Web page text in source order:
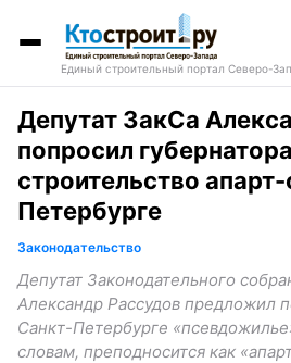
Единый строительный портал Северо-
Депутат ЗакСа
попросил
строительство апарт-
Петербурге
Законодательство
Депутат Законодательного
Александр Рассудов предложил
Санкт-Петербурге
словам, преподносится как